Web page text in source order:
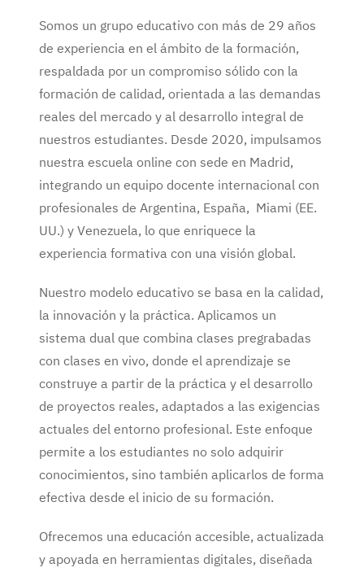
Somos un grupo educativo con más de 29 años
de experiencia en el ámbito de la formación,
respaldada por un compromiso sólido con la
formación de calidad, orientada a las demandas
reales del mercado y al desarrollo integral de
nuestros estudiantes. Desde 2020, impulsamos
nuestra escuela online con sede en Madrid,
integrando un equipo docente internacional con
profesionales de Argentina, España, Miami (EE.
UU.) y Venezuela, lo que enriquece la
experiencia formativa con una visión global.
Nuestro modelo educativo se basa en la calidad,
la innovación y la práctica. Aplicamos un
sistema dual que combina clases pregrabadas
con clases en vivo, donde el aprendizaje se
construye a partir de la práctica y el desarrollo
de proyectos reales, adaptados a las exigencias
actuales del entorno profesional. Este enfoque
permite a los estudiantes no solo adquirir
conocimientos, sino también aplicarlos de forma
efectiva desde el inicio de su formación.
Ofrecemos una educación accesible, actualizada
y apoyada en herramientas digitales, diseñada